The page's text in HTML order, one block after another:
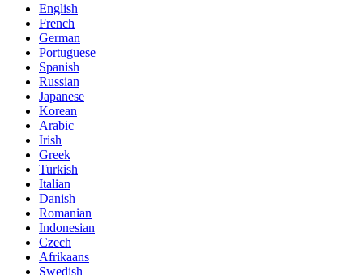
English
French
German
Portuguese
Spanish
Russian
Japanese
Korean
Arabic
Irish
Greek
Turkish
Italian
Danish
Romanian
Indonesian
Czech
Afrikaans
Swedish